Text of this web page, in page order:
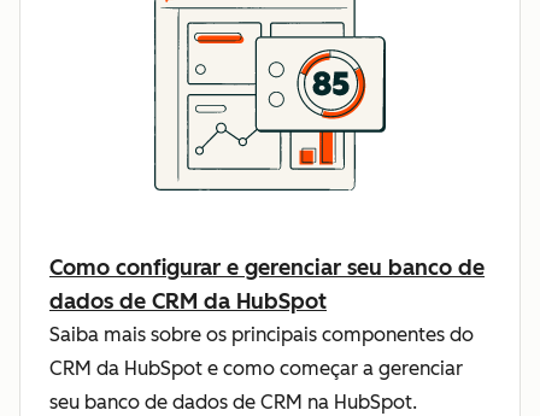
Como configurar e gerenciar seu banco de
dados de CRM da HubSpot
Saiba mais sobre os principais componentes do
CRM da HubSpot e como começar a gerenciar
seu banco de dados de CRM na HubSpot.